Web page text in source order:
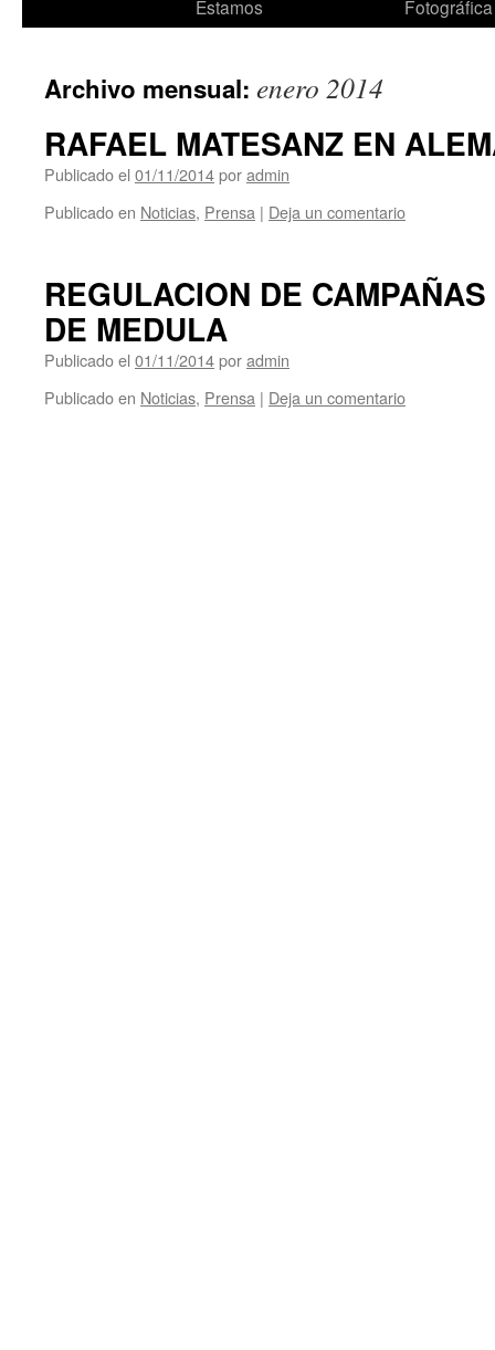
Estamos
Fotográfica
Archivo mensual: enero 2014
RAFAEL MATESANZ EN
Publicado el 01/11/2014poradmin
Publicado en Noticias, Prensa | Deja un comentario
REGULACION DE
DE MEDULA
Publicado el 01/11/2014poradmin
Publicado en Noticias, Prensa | Deja un comentario